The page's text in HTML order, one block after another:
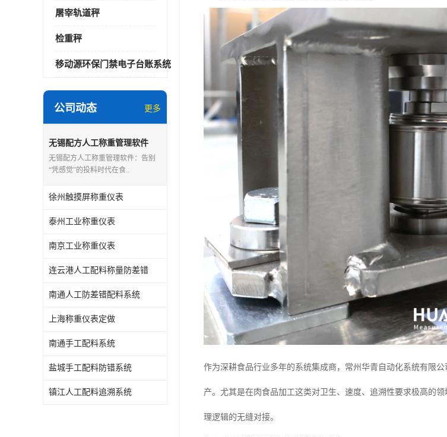
屠宰轨道秤
检重秤
移动源环保门禁电子台账系统
公司动态 更多
无锡配方人工称重管理软件
无锡配方人工称重管理软件：告别
“凭感觉”的投料时代在食..
徐州触摸屏称重仪表
泰州工业称重仪表
南京工业称重仪表
连云港人工配料称量防差错
南通人工防差错配料系统
上海称重仪表定做
南通手工配料系统
盐城手工配料防错系统
镇江人工配料追溯系统
作为深耕食品行业多年的系统集成商，常州华青自动化系统有限
产。尤其是在肉食品加工这类对卫生、速度、追溯性要求极高的
理逻辑的无缝对接。